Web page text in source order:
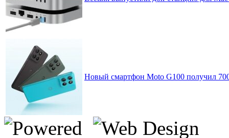
Новый смартфон Moto G100 получил